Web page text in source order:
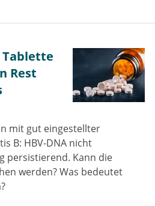
Tablette
Rest
mit gut eingestellter
B: HBV-DNA nicht
persistierend. Kann die
werden? Was bedeutet